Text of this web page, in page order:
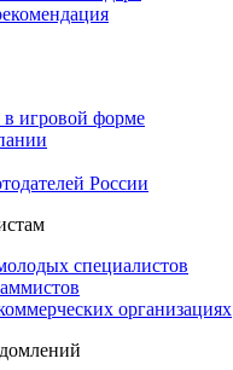
игровой форме
России
специалистов
организациях